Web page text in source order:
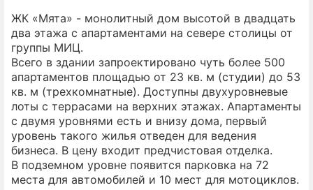
ЖК «Мята» - монолитный дом высотой в двадцать
два этажа с апартаментами на севере столицы от
группы МИЦ.
Всего в здании запроектировано чуть более 500
апартаментов площадью от 23 кв. м (студии) до 53
кв. м (трехкомнатные). Доступны двухуровневые
лоты с террасами на верхних этажах. Апартаменты
с двумя уровнями есть и внизу дома, первый
уровень такого жилья отведен для ведения
бизнеса. В цену входит предчистовая отделка.
В подземном уровне появится парковка на 72
места для автомобилей и 10 мест для мотоциклов.